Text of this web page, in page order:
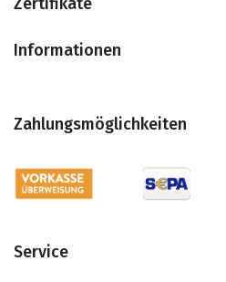
Informationen
Zahlungsmöglichkeiten
Service